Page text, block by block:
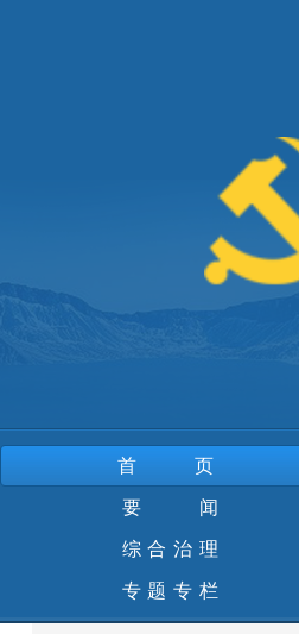
首页
要 闻
综合治理
专题专栏